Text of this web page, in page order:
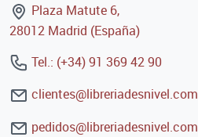
Plaza Matute 6,
28012 Madrid (España)
Tel.: (+34) 91 369 42 90
clientes@libreriadesnivel.com
pedidos@libreriadesnivel.com